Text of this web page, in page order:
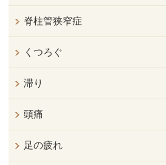
脊柱管狭窄症
くつろぐ
滞り
頭痛
足の疲れ